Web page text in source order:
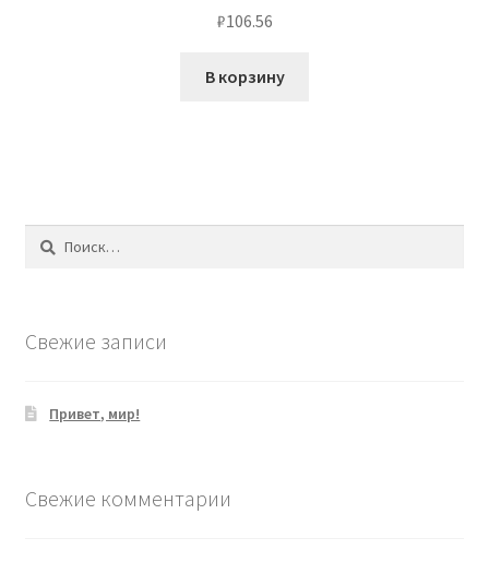
₽106.56
В корзину
Найти:
Свежие записи
Привет, мир!
Свежие комментарии